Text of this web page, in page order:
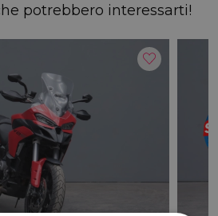
potrebbero interessarti!